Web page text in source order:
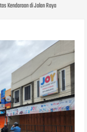
Kendaraan di Jalan Raya